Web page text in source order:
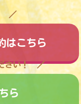
はこちら
さい！
ら